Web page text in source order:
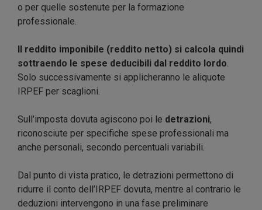
o per quelle sostenute per la formazione
professionale.
Il reddito imponibile (reddito netto) si calcola quindi
sottraendo le spese deducibili dal reddito lordo.
Solo successivamente si applicheranno le aliquote
IRPEF per scaglioni.
Sull’imposta dovuta agiscono poi le detrazioni,
riconosciute per specifiche spese professionali ma
anche personali, secondo percentuali variabili.
Dal punto di vista pratico, le detrazioni permettono di
ridurre il conto dell’IRPEF dovuta, mentre al contrario le
deduzioni intervengono in una fase preliminare